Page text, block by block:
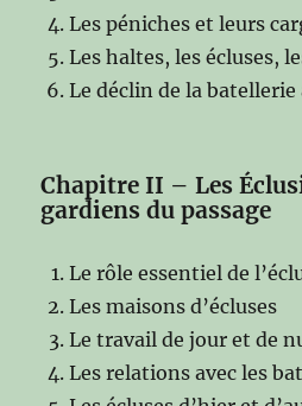
Les péniches et leurs
Les haltes, les écluses,
Le déclin de la
Chapitre II – Les
gardiens du passage
Le rôle essentiel de
Les maisons d’écluses
Le travail de jour et de
Les relations avec les